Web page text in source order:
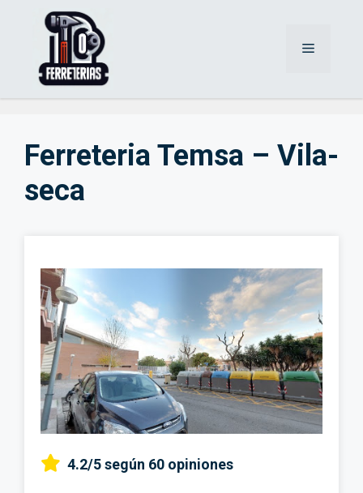
Menú
Ferreteria Temsa – Vila-
seca
4.2/5según 60 opiniones